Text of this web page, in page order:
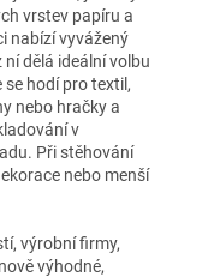
vrstev papíru a
nabízí vyvážený
dělá ideální volbu
se hodí pro textil,
nebo hračky a
v
Při stěhování
nebo menší
výrobní firmy,
výhodné,